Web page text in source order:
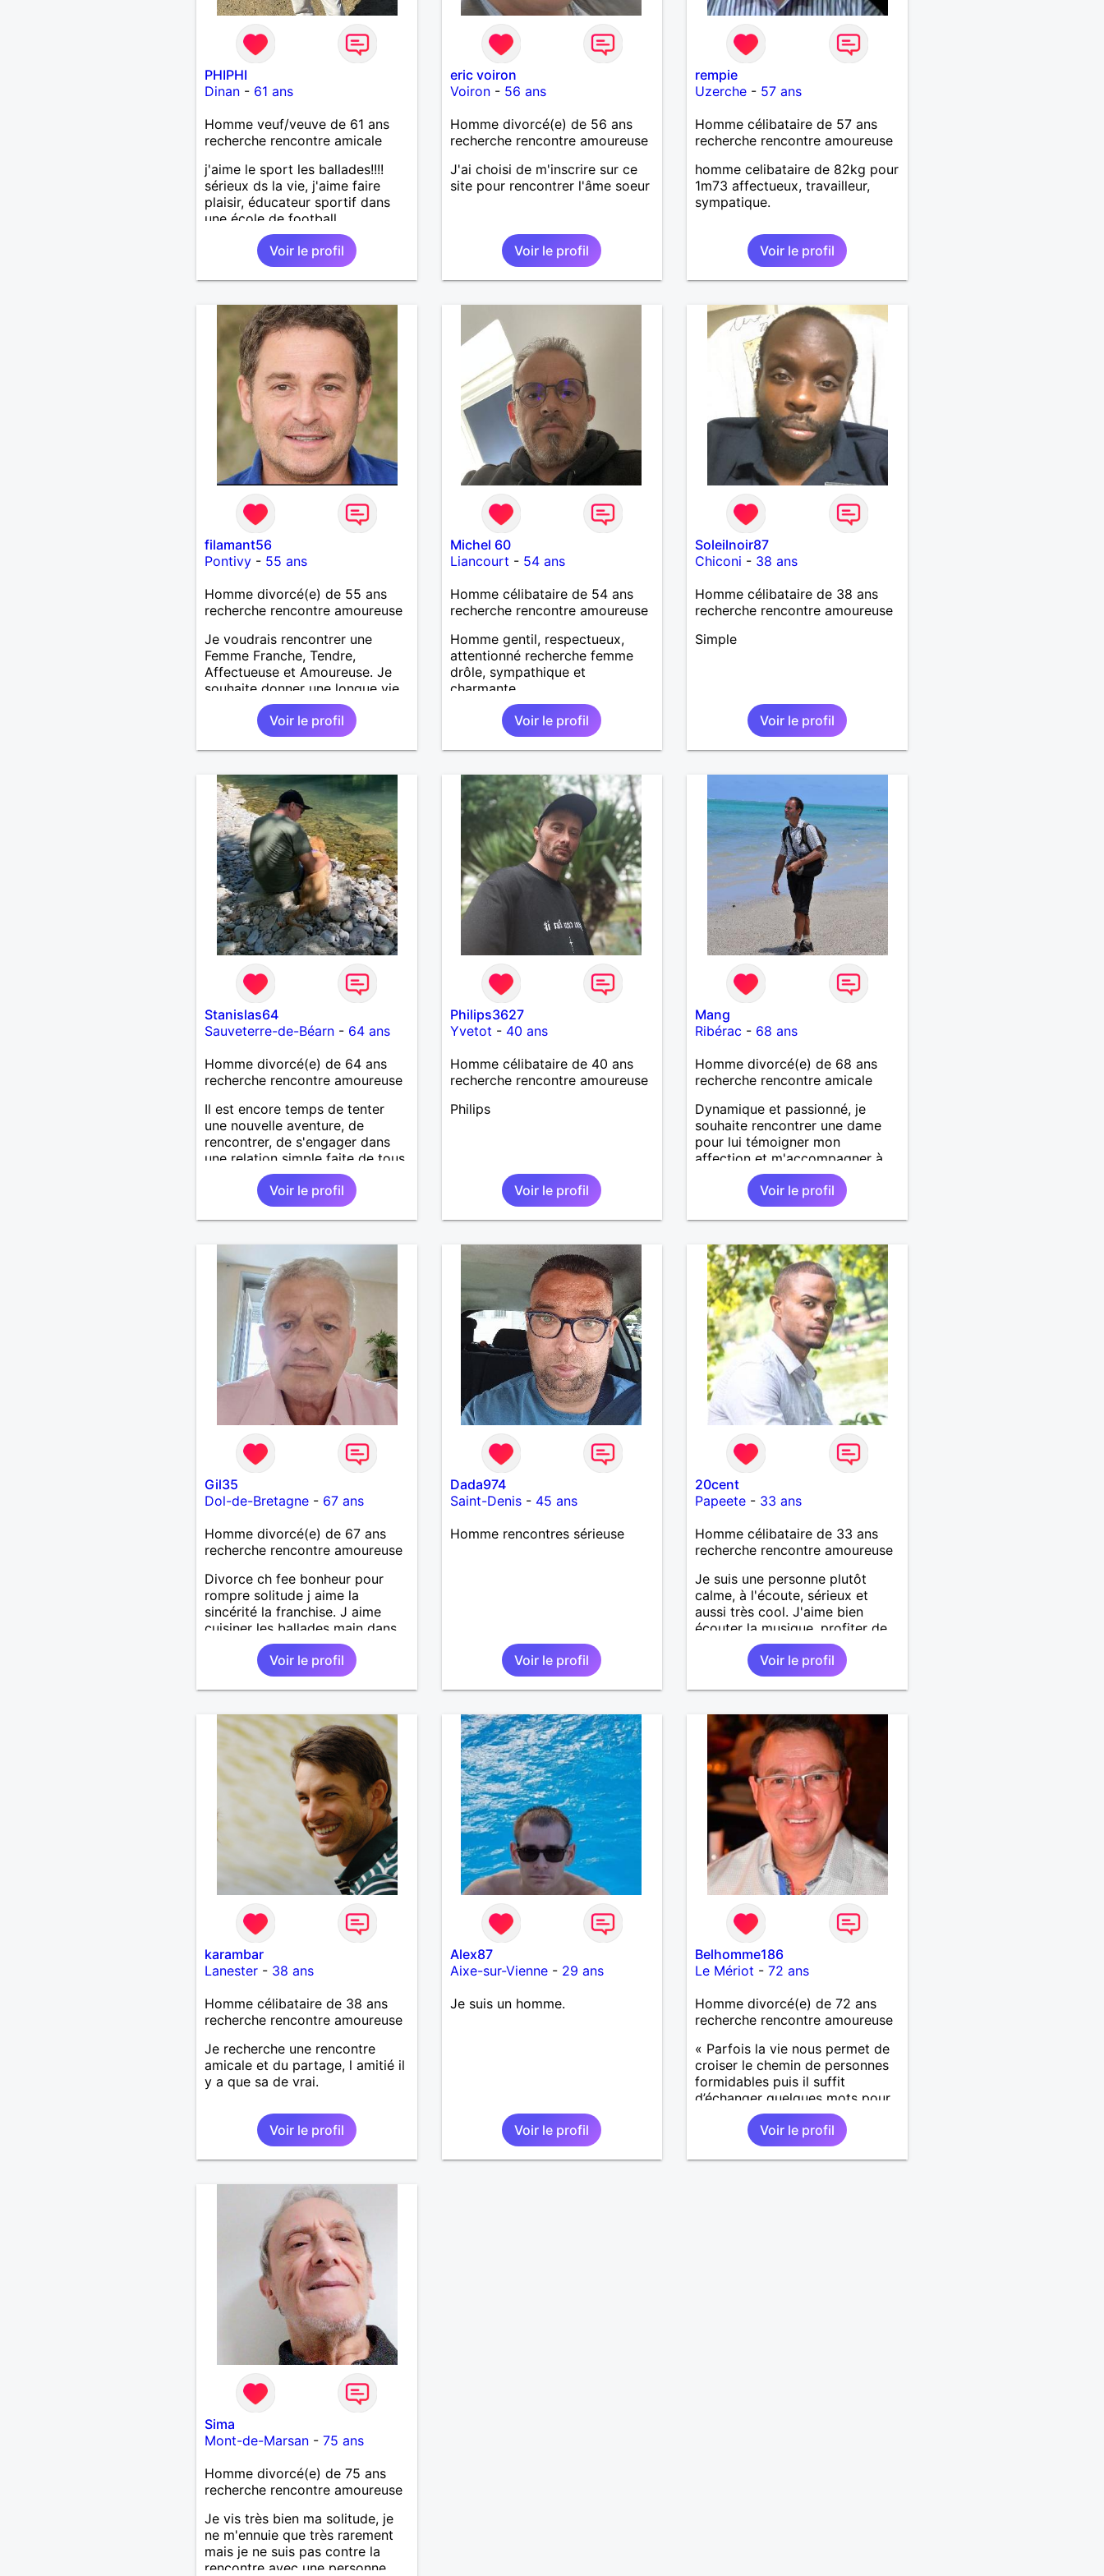
PHIPHI
Dinan- 61 ans
Homme veuf/veuve de 61 ans
recherche rencontre amicale
j'aime le sport les ballades!!!!
sérieux ds la vie, j'aime faire
plaisir, éducateur sportif dans
une école de football .
Voir le profil
eric voiron
Voiron- 56 ans
Homme divorcé(e) de 56 ans
recherche rencontre amoureuse
J'ai choisi de m'inscrire sur ce
site pour rencontrer l'âme soeur
Voir le profil
rempie
Uzerche - 57 ans
Homme célibataire de 57 ans
recherche rencontre amoureuse
homme celibataire de 82kg pour
1m73 affectueux, travailleur,
sympatique.
Voir le profil
filamant56
Pontivy- 55 ans
Homme divorcé(e) de 55 ans
recherche rencontre amoureuse
Je voudrais rencontrer une
Femme Franche, Tendre,
Affectueuse et Amoureuse. Je
souhaite donner une longue vie
à notre belle histoire d'Amour.
Voir le profil
Michel 60
Liancourt - 54 ans
Homme célibataire de 54 ans
recherche rencontre amoureuse
Homme gentil, respectueux,
attentionné recherche femme
drôle, sympathique et
charmante
Voir le profil
Soleilnoir87
Chiconi - 38 ans
Homme célibataire de 38 ans
recherche rencontre amoureuse
Simple
Voir le profil
Stanislas64
Sauveterre-de-Béarn- 64 ans
Homme divorcé(e) de 64 ans
recherche rencontre amoureuse
Il est encore temps de tenter
une nouvelle aventure, de
rencontrer, de s'engager dans
une relation simple faite de tous
les petits bonheurs de la vie...
Voir le profil
Philips3627
Yvetot - 40 ans
Homme célibataire de 40 ans
recherche rencontre amoureuse
Philips
Voir le profil
Mang
Ribérac - 68 ans
Homme divorcé(e) de 68 ans
recherche rencontre amicale
Dynamique et passionné, je
souhaite rencontrer une dame
pour lui témoigner mon
affection et m'accompagner à
l'océan ou lors de sorties entre
collectionneurs.Voir le profil
Gil35
Dol-de-Bretagne- 67 ans
Homme divorcé(e) de 67 ans
recherche rencontre amoureuse
Divorce ch fee bonheur pour
rompre solitude j aime la
sincérité la franchise. J aime
cuisiner les ballades main dans
la main en forêt ou bord de mer
surtout l'hiver après un bon
Coup de vent un thé bien
chaud.pour le reste a découvrir
Voir le profil
Dada974
Saint-Denis- 45 ans
Homme rencontres sérieuse
Voir le profil
20cent
Papeete - 33 ans
Homme célibataire de 33 ans
recherche rencontre amoureuse
Je suis une personne plutôt
calme, à l'écoute, sérieux et
aussi très cool. J'aime bien
écouter la musique, profiter de
la nature et faire du sport.
N'hésitez pas à m'écrire pour
faire connaissance.
Voir le profil
karambar
Lanester- 38 ans
Homme célibataire de 38 ans
recherche rencontre amoureuse
Je recherche une rencontre
amicale et du partage, l amitié il
y a que sa de vrai.
Voir le profil
Alex87
Aixe-sur-Vienne- 29 ans
Je suis un homme.
Voir le profil
Belhomme186
Le Mériot -72 ans
Homme divorcé(e) de 72 ans
recherche rencontre amoureuse
« Parfois la vie nous permet de
croiser le chemin de personnes
formidables puis il suffit
d’échanger quelques mots pour
comprendre qu’elles deviennent
importantes et pour le reste de
notre vie. »
Voir le profil
Sima
Mont-de-Marsan- 75 ans
Homme divorcé(e) de 75 ans
recherche rencontre amoureuse
Je vis très bien ma solitude, je
ne m'ennuie que très rarement
mais je ne suis pas contre la
rencontre avec une personne